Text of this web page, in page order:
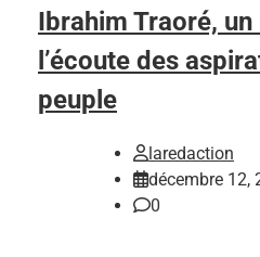
Ibrahim Traoré,
l’écoute des
peuple
laredaction
décembre 12,
0